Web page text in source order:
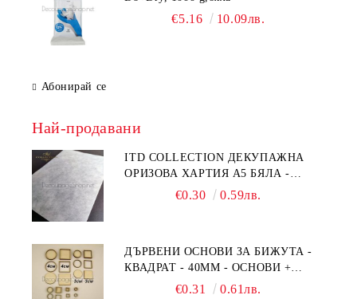
€5.16 10.09лв.
Абонирай се
Най-продавани
ITD COLLECTION ДЕКУПАЖНА
ОРИЗОВА ХАРТИЯ А5 БЯЛА -
€0.30 0.59лв.
ДЪРВЕНИ ОСНОВИ ЗА БИЖУТА -
КВАДРАТ - 40ММ - ОСНОВИ +
€0.31 0.61лв.